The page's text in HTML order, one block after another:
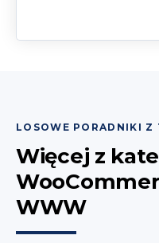
LOSOWE PORADNIKI Z
Więcej z
WWW